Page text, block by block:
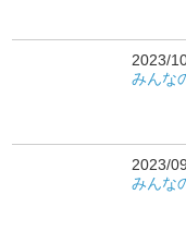
2023/
みんな
2023/
みんな